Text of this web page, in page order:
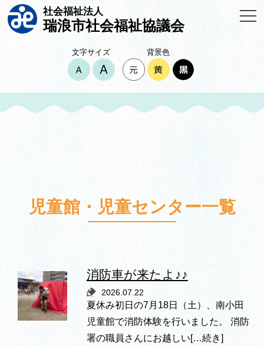
社会福祉法人
瑞浪市社会福祉協議会
文字サイズ 背景色
児童館・児童センター一覧
消防車が来たよ♪♪
2026.07.22
夏休み初日の7月18日（土）、南小田
児童館で消防体験を行いました。 消防
署の職員さんにお越しい[…続き]